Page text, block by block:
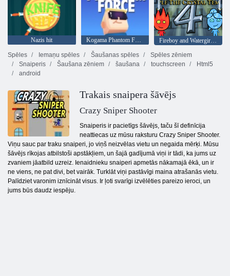
Nazis hit Kogama Phantom Force
Fireboy and Watergirl 4: Kristāla templis
Spēles
Iemaņu spēles Šaušanas spēles
Spēles zēniem
Snaiperis
Šaušana zēniem šaušana touchscreen
Html5
android
Trakais snaipera šāvējs
Crazy Sniper Shooter
Snaiperis ir pacietīgs šāvējs, taču šī definīcija
neattiecas uz mūsu raksturu Crazy Sniper Shooter.
Viņu sauc par traku snaiperi, jo viņš neizvēlas vietu un negaida mērķi. Mūsu
šāvējs rīkojas atbilstoši apstākļiem, un šajā gadījumā viņi ir tādi, ka jums uz
zvaniem jāatbild uzreiz. Ienaidnieku snaiperi apmetās nākamajā ēkā, un ir
ne viens, ne pat divi, bet vairāk. Turklāt viņi pastāvīgi maina atrašanās vietu.
Palīdziet varonim iznīcināt visus. Ir ļoti svarīgi izvēlēties pareizo ieroci, un
jums būs daudz iespēju.